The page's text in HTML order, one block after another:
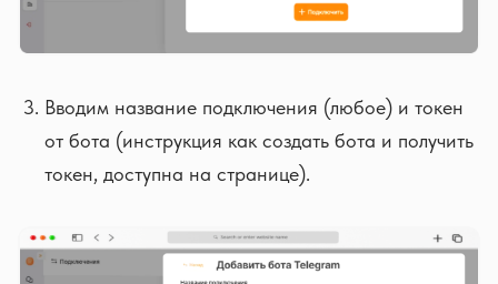
Вводим название подключения (любое) и токен
от бота (инструкция как создать бота и получить
токен, доступна на странице).